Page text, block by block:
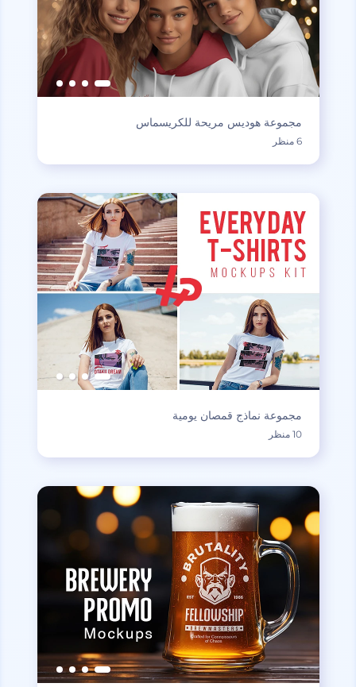
مجموعة هوديس مريحة للكريسماس
6 منظر
مجموعة نماذج قمصان يومية
10 منظر